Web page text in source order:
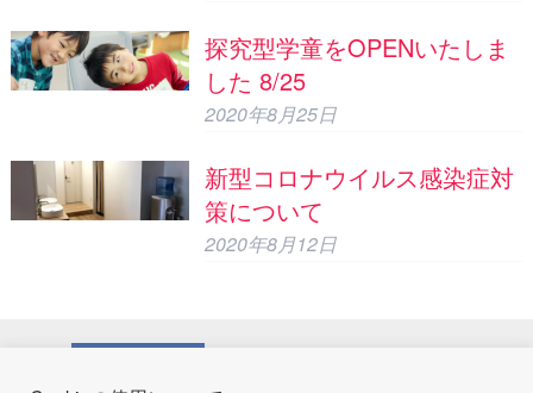
探究型学童をOPENいたしま
した 8/25
2020年8月25日
新型コロナウイルス感染症対
策について
2020年8月12日